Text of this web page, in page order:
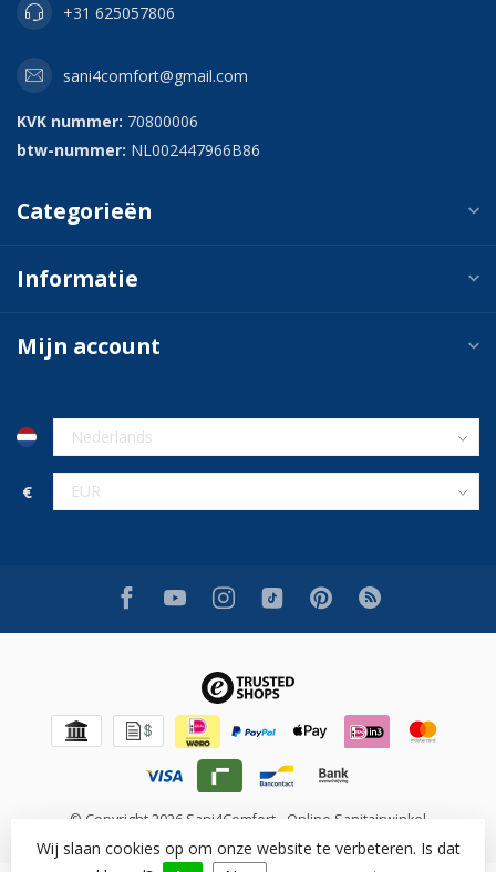
+31 625057806
sani4comfort@gmail.com
KVK nummer: 70800006
btw-nummer: NL002447966B86
Categorieën
Informatie
Mijn account
€
© Copyright 2026 Sani4Comfort - Online Sanitairwinkel
Wij slaan cookies op om onze website te verbeteren. Is dat